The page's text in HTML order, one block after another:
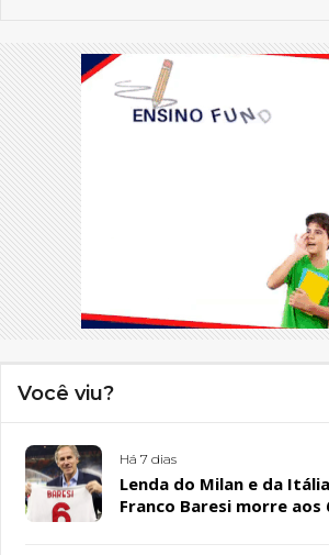
Você viu?
Há 7 dias
Lenda do Milan e da
Franco Baresi morre aos